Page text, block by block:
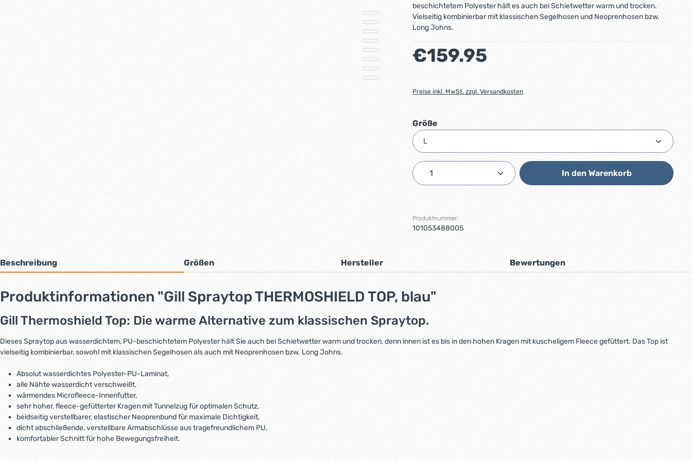
beschichtetem Polyester hält es auch bei Schietwetter warm und trocken.
Vielseitig kombinierbar mit klassischen Segelhosen und Neoprenhosen bzw.
Long Johns.
Regulärer Preis:
€159.95
Preise inkl. MwSt. zzgl. Versandkosten
Größe
Produkt Anzahl: Gib den gewünschten Wert ein
In den Warenkorb
Produktnummer:
101053488005
Beschreibung Größen Hersteller Bewertungen
Produktinformationen "Gill Spraytop THERMOSHIELD TOP, blau"
Gill Thermoshield Top: Die warme Alternative zum klassischen Spraytop.
Dieses Spraytop aus wasserdichtem, PU-beschichtetem Polyester hält Sie auch bei Schietwetter warm und trocken, denn innen ist es bis in den hohen Kragen mit kuscheligem Fleece gefüttert. Das Top ist
vielseitig kombinierbar, sowohl mit klassischen Segelhosen als auch mit Neoprenhosen bzw. Long Johns.
Absolut wasserdichtes Polyester-PU-Laminat,
alle Nähte wasserdicht verschweißt,
wärmendes Microfleece-Innenfutter,
sehr hoher, fleece-gefütterter Kragen mit Tunnelzug für optimalen Schutz,
beidseitig verstellbarer, elastischer Neoprenbund für maximale Dichtigkeit,
dicht abschließende, verstellbare Armabschlüsse aus tragefreundlichem PU,
komfortabler Schnitt für hohe Bewegungsfreiheit.